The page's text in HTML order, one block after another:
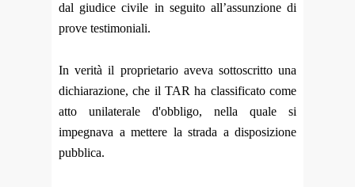
dal giudice civile in seguito all’assunzione di
prove testimoniali.
In verità il proprietario aveva sottoscritto una
dichiarazione, che il TAR ha classificato come
atto unilaterale d'obbligo, nella quale si
impegnava a mettere la strada a disposizione
pubblica.